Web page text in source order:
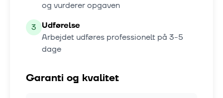
og vurderer opgaven
3 Udførelse
Arbejdet udføres professionelt på 3-5
dage
Garanti og kvalitet